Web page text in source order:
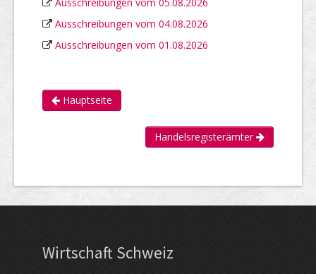
Ausschreibungen vom 04.08.2026
Ausschreibungen vom 01.08.2026
Hauptseite
Handelsregisterämter
Wirtschaft Schweiz